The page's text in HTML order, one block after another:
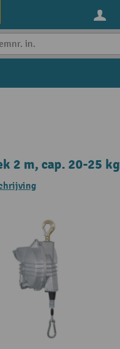
2 m, cap. 20-25 kg